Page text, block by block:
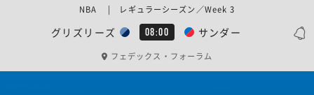
グリズリーズ 08:00 サンダー
NBA | レギュラーシーズン／Week 3
フェデックス・フォーラム